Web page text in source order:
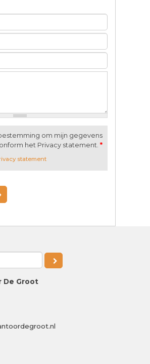
om mijn gegevens
het Privacy statement. *
statement
De Groot